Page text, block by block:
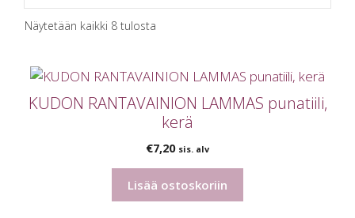
Näytetään kaikki 8 tulosta
KUDON RANTAVAINION LAMMAS punatiili,
kerä
€7,20 sis. alv
Lisää ostoskoriin